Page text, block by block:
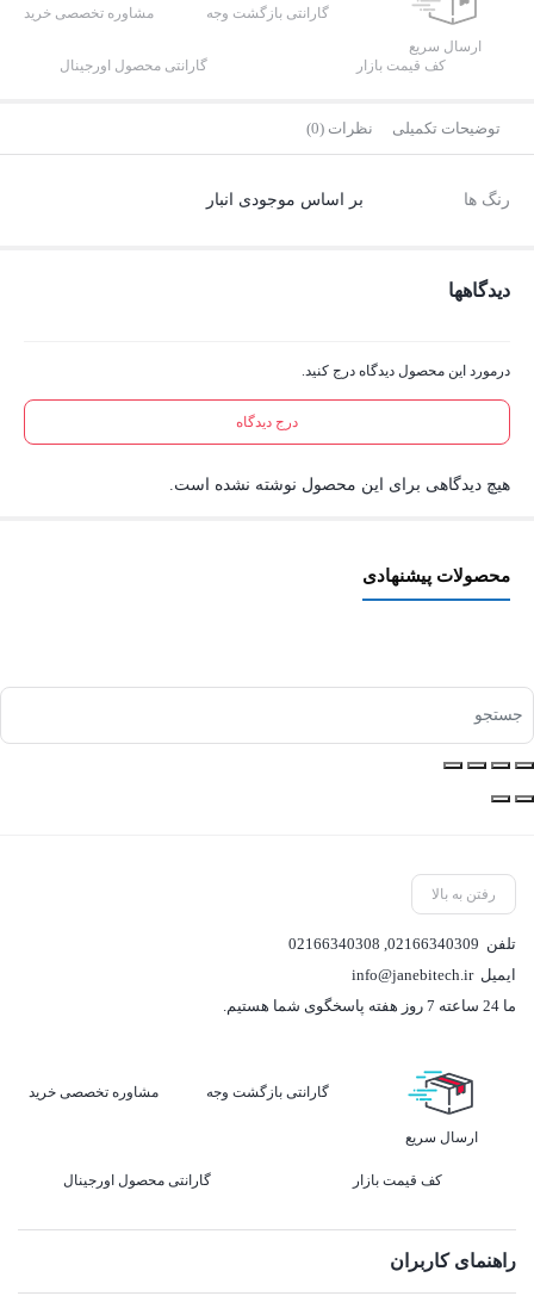
ارسال سریع
گارانتی بازگشت وجه مشاوره تخصصی خرید
کف قیمت بازار گارانتی محصول اورجینال
توضیحات تکمیلی نظرات (0)
رنگ ها بر اساس موجودی انبار
دیدگاهها
درمورد این محصول دیدگاه درج کنید.
درج دیدگاه
هیچ دیدگاهی برای این محصول نوشته نشده است.
محصولات پیشنهادی
رفتن به بالا
تلفن 02166340309
,
02166340308
ایمیلinfo@janebitech.ir
ما 24 ساعته 7 روز هفته پاسخگوی شما هستیم.
ارسال سریع
گارانتی بازگشت وجه مشاوره تخصصی خرید
کف قیمت بازار گارانتی محصول اورجینال
راهنمای کاربران